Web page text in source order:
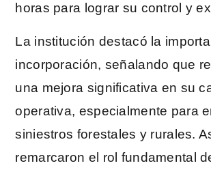
horas para lograr su control y
La institución destacó la
incorporación, señalando que
una mejora significativa en su
operativa, especialmente para
siniestros forestales y rurales.
remarcaron el rol fundamental